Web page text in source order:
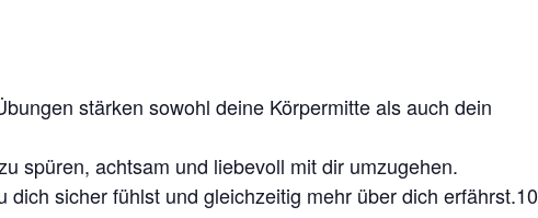
stärken sowohl deine Körpermitte als auch dein
spüren, achtsam und liebevoll mit dir umzugehen.
sicher fühlst und gleichzeitig mehr über dich erfährst.10